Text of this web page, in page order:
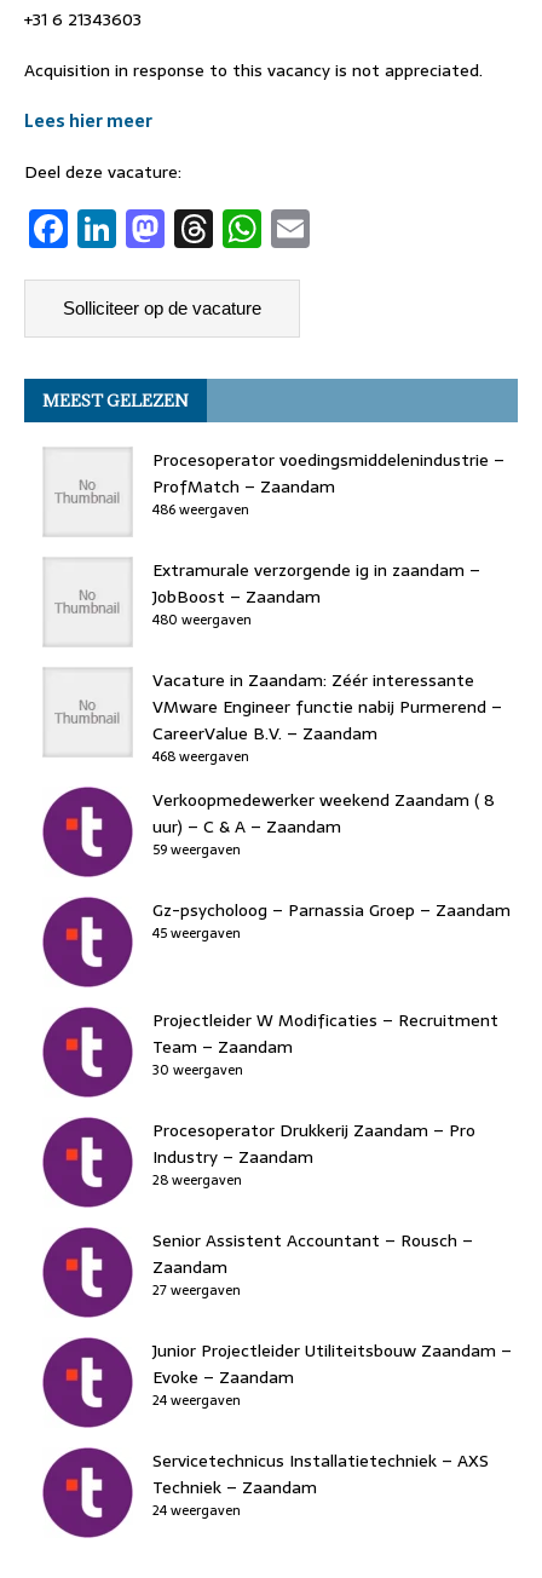
+31 6 21343603
Acquisition in response to this vacancy is not appreciated.
Lees hier meer
Deel deze vacature:
F
a
c
e
b
o
o
k
Li
n
k
e
dI
n
M
a
st
o
d
o
n
T
h
re
a
d
s
W
h
s
A
p
p
MEEST GELEZEN
Procesoperator voedingsmiddelenindustrie –
ProfMatch – Zaandam
486 weergaven
Extramurale verzorgende ig in zaandam –
JobBoost – Zaandam
480 weergaven
Vacature in Zaandam: Zéér interessante
VMware Engineer functie nabij Purmerend –
CareerValue B.V. – Zaandam
468 weergaven
Verkoopmedewerker weekend Zaandam ( 8
uur) – C & A – Zaandam
59 weergaven
Gz-psycholoog – Parnassia Groep – Zaandam
45 weergaven
Projectleider W Modificaties – Recruitment
Team – Zaandam
30 weergaven
Procesoperator Drukkerij Zaandam – Pro
Industry – Zaandam
28 weergaven
Senior Assistent Accountant – Rousch –
Zaandam
27 weergaven
Junior Projectleider Utiliteitsbouw Zaandam –
Evoke – Zaandam
24 weergaven
Servicetechnicus Installatietechniek – AXS
Techniek – Zaandam
24 weergaven